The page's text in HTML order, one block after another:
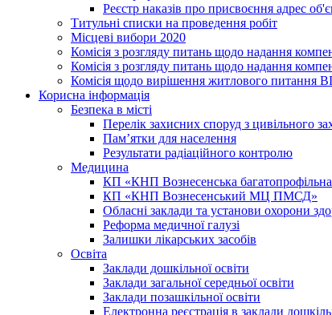
Реєстр наказів про присвоєння адрес
Титульні списки на проведення робіт
Місцеві вибори 2020
Комісія з розгляду питань щодо надання
Комісія з розгляду питань щодо надання
Комісія щодо вирішення житлового питання
Корисна інформація
Безпека в місті
Перелік захисних споруд з цивільного
Пам’ятки для населення
Результати радіаційного контролю
Медицина
КП «КНП Вознесенська
КП «КНП Вознесенський МЦ ПМСД»
Обласні заклади та установи охорони
Реформа медичної галузі
Залишки лікарських засобів
Освіта
Заклади дошкільної освіти
Заклади загальної середньої освіти
Заклади позашкільної освіти
Електронна реєстрація в заклади